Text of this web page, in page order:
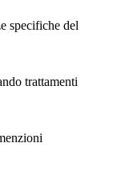
specifiche del
trattamenti